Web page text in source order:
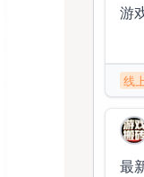
游
线
最